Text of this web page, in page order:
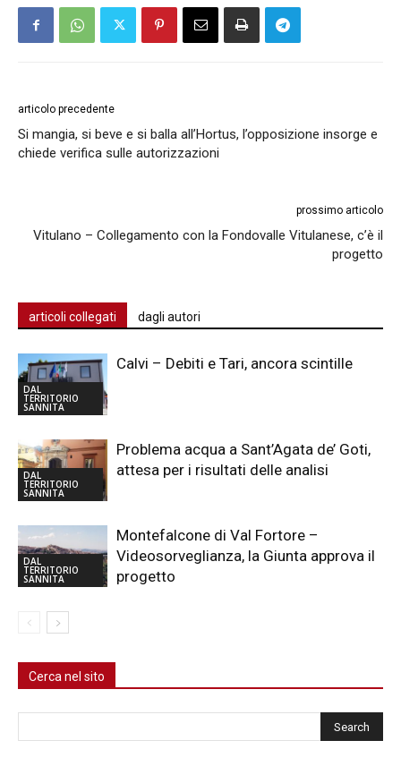
articolo precedente
Si mangia, si beve e si balla all’Hortus, l’opposizione insorge e
chiede verifica sulle autorizzazioni
prossimo articolo
Vitulano – Collegamento con la Fondovalle Vitulanese, c’è il
progetto
articoli collegati dagli autori
DAL
TERRITORIO
SANNITA
Calvi – Debiti e Tari, ancora scintille
DAL
TERRITORIO
SANNITA
Problema acqua a Sant’Agata de’ Goti,
attesa per i risultati delle analisi
DAL
TERRITORIO
SANNITA
Montefalcone di Val Fortore –
Videosorveglianza, la Giunta approva il
progetto
Cerca nel sito